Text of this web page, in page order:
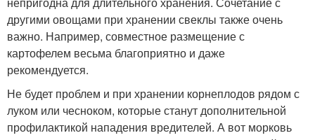
другими овощами при хранении свеклы также очень
важно. Например, совместное размещение с
картофелем весьма благоприятно и даже
рекомендуется.
Не будет проблем и при хранении корнеплодов рядом с
луком или чесноком, которые станут дополнительной
профилактикой нападения вредителей. А вот морковь